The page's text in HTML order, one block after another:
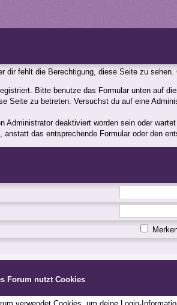
Forum nutzt Cookies
dir fehlt die Berechtigung, diese Seite zu
Bitte benutze das Formular unten auf
Seite zu betreten. Versuchst du auf eine
Administrator deaktiviert worden sein oder
anstatt das entsprechende Formular oder den